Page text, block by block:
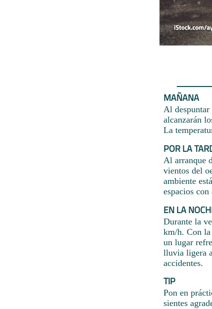
MAÑANA
Al despuntar
alcanzarán
La
POR LA
Al arranque
vientos del
ambiente
espacios
EN LA
Durante la
km/h. Con la
un lugar
lluvia ligera
accidentes.
TIP
Pon en
sientes